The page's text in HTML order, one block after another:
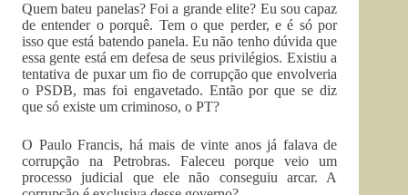
Quem bateu panelas? Foi a grande elite? Eu sou capaz
de entender o porquê. Tem o que perder, e é só por
isso que está batendo panela. Eu não tenho dúvida que
essa gente está em defesa de seus privilégios. Existiu a
tentativa de puxar um fio de corrupção que envolveria
o PSDB, mas foi engavetado. Então por que se diz
que só existe um criminoso, o PT?
O Paulo Francis, há mais de vinte anos já falava de
corrupção na Petrobras. Faleceu porque veio um
processo judicial que ele não conseguiu arcar. A